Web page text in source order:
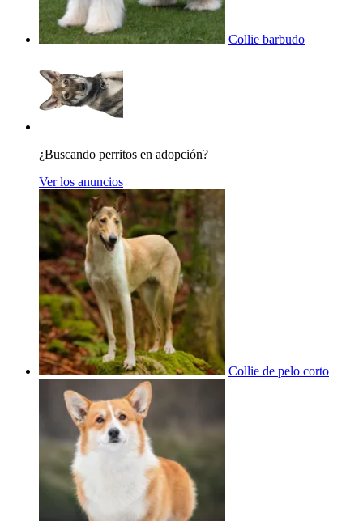
Collie barbudo
¿Buscando perritos en adopción?
Ver los anuncios
Collie de pelo corto